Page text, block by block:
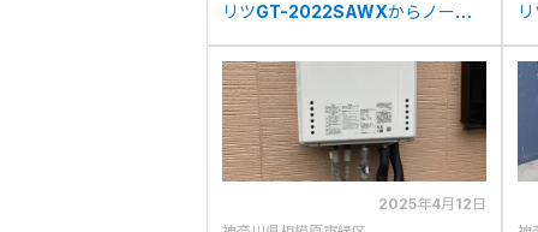
リツGT-2022SAWXからノーリ
2025年4月12日